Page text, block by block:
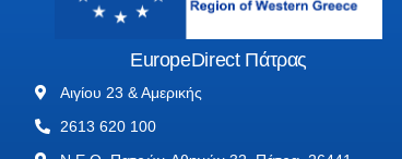
EuropeDirect Πάτρας
Αιγίου 23 & Αμερικής
2613 620 100